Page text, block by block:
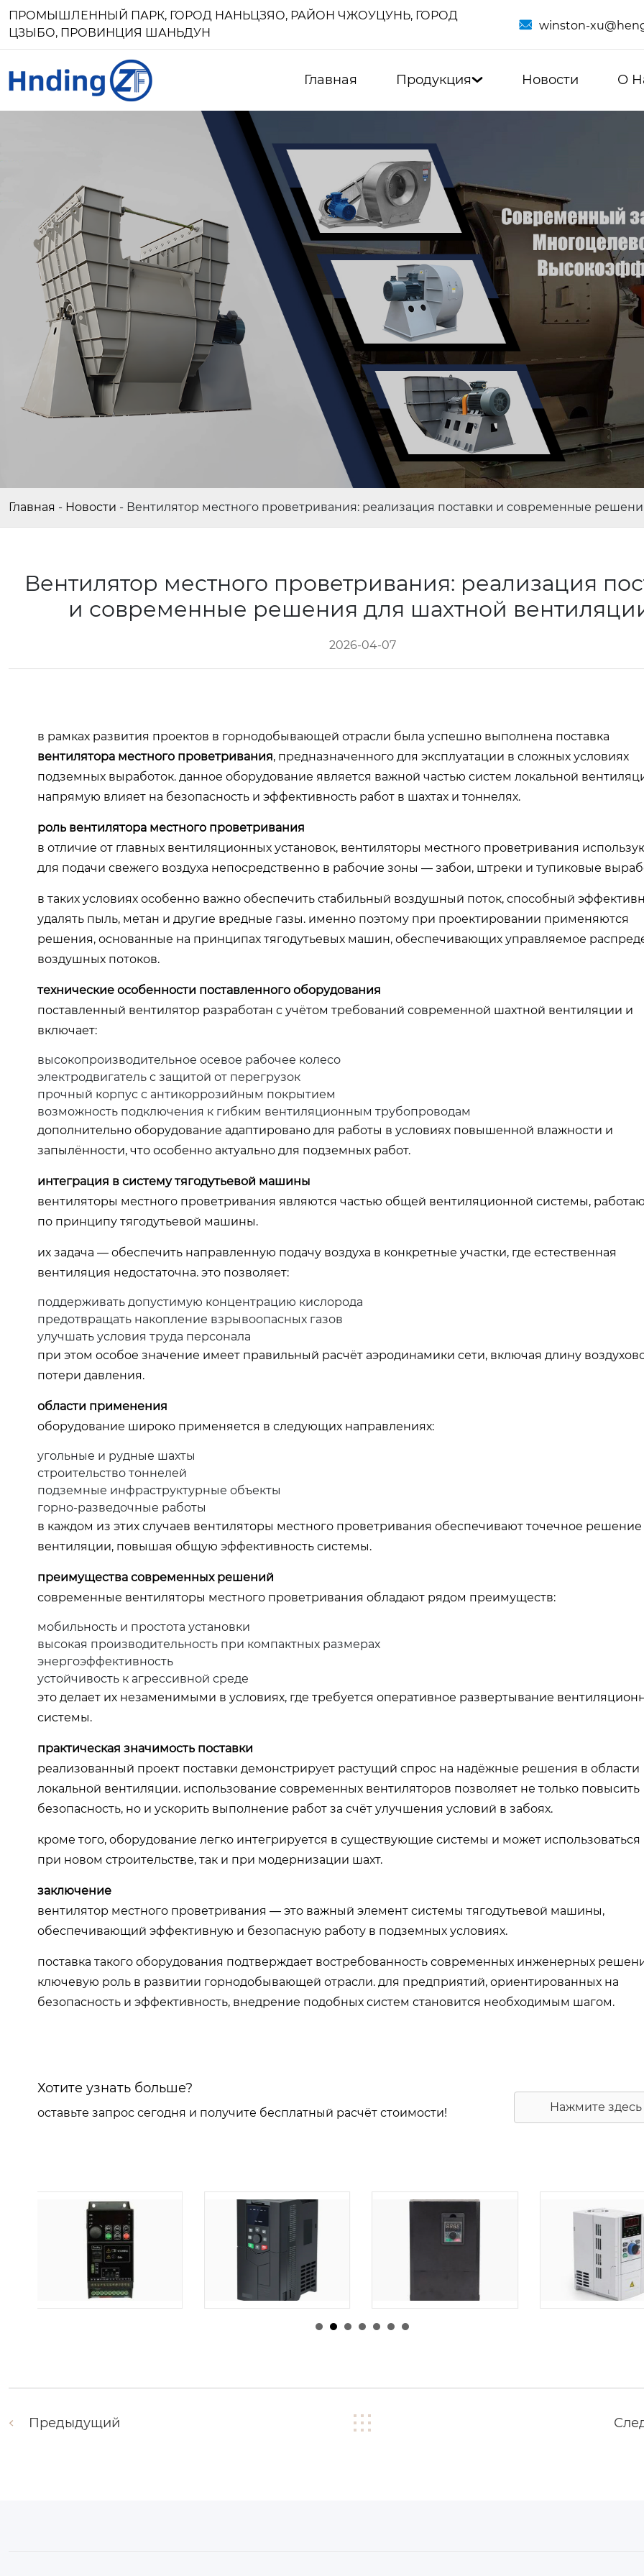
ПРОМЫШЛЕННЫЙ ПАРК, ГОРОД НАНЬЦЗЯО, РАЙОН ЧЖОУЦУНЬ, ГОРОД
ЦЗЫБО, ПРОВИНЦИЯ ШАНЬДУН
 winston-
Главная Продукция Новости О
Главная - Новости - Вентилятор местного проветривания: реализация поставки и современные
Вентилятор местного проветривания: реализация
и современные решения для шахтной
2026-04-07
в рамках развития проектов в горнодобывающей отрасли была успешно выполнена поставка
вентилятора местного проветривания, предназначенного для эксплуатации в сложных условиях
подземных выработок. данное оборудование является важной частью систем локальной
напрямую влияет на безопасность и эффективность работ в шахтах и тоннелях.
роль вентилятора местного проветривания
в отличие от главных вентиляционных установок, вентиляторы местного проветривания
для подачи свежего воздуха непосредственно в рабочие зоны — забои, штреки и тупиковые
в таких условиях особенно важно обеспечить стабильный воздушный поток, способный
удалять пыль, метан и другие вредные газы. именно поэтому при проектировании применяются
решения, основанные на принципах тягодутьевых машин, обеспечивающих управляемое
воздушных потоков.
технические особенности поставленного оборудования
поставленный вентилятор разработан с учётом требований современной шахтной вентиляции и
включает:
высокопроизводительное осевое рабочее колесо
электродвигатель с защитой от перегрузок
прочный корпус с антикоррозийным покрытием
возможность подключения к гибким вентиляционным трубопроводам
дополнительно оборудование адаптировано для работы в условиях повышенной влажности и
запылённости, что особенно актуально для подземных работ.
интеграция в систему тягодутьевой машины
вентиляторы местного проветривания являются частью общей вентиляционной системы,
по принципу тягодутьевой машины.
их задача — обеспечить направленную подачу воздуха в конкретные участки, где естественная
вентиляция недостаточна. это позволяет:
поддерживать допустимую концентрацию кислорода
предотвращать накопление взрывоопасных газов
улучшать условия труда персонала
при этом особое значение имеет правильный расчёт аэродинамики сети, включая длину
потери давления.
области применения
оборудование широко применяется в следующих направлениях:
угольные и рудные шахты
строительство тоннелей
подземные инфраструктурные объекты
горно-разведочные работы
в каждом из этих случаев вентиляторы местного проветривания обеспечивают точечное решение
вентиляции, повышая общую эффективность системы.
преимущества современных решений
современные вентиляторы местного проветривания обладают рядом преимуществ:
мобильность и простота установки
высокая производительность при компактных размерах
энергоэффективность
устойчивость к агрессивной среде
это делает их незаменимыми в условиях, где требуется оперативное развертывание
системы.
практическая значимость поставки
реализованный проект поставки демонстрирует растущий спрос на надёжные решения в области
локальной вентиляции. использование современных вентиляторов позволяет не только повысить
безопасность, но и ускорить выполнение работ за счёт улучшения условий в забоях.
кроме того, оборудование легко интегрируется в существующие системы и может использоваться
при новом строительстве, так и при модернизации шахт.
заключение
вентилятор местного проветривания — это важный элемент системы тягодутьевой машины,
обеспечивающий эффективную и безопасную работу в подземных условиях.
поставка такого оборудования подтверждает востребованность современных инженерных
ключевую роль в развитии горнодобывающей отрасли. для предприятий, ориентированных на
безопасность и эффективность, внедрение подобных систем становится необходимым шагом.
Хотите узнать больше?
оставьте запрос сегодня и получите бесплатный расчёт стоимости! Нажмите здесь
由 admin
admin |24 1 月
Предыдущий